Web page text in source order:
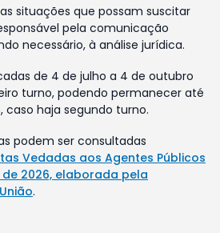
situações que possam suscitar
pela comunicação
necessário, à análise jurídica.
de 4 de julho a 4 de outubro
turno, podendo permanecer até
caso haja segundo turno.
podem ser consultadas
Vedadas aos Agentes Públicos
de 2026, elaborada pela
.